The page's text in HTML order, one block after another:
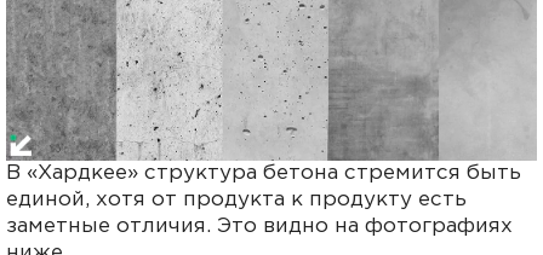
В «Хардкее» структура бетона стремится быть
единой, хотя от продукта к продукту есть
заметные отличия. Это видно на фотографиях